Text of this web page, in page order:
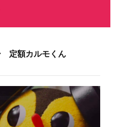
定額カルモくん